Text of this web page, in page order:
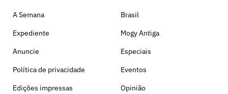
A Semana
Expediente
Anuncie
Política de privacidade
Edições impressas
Brasil
Mogy Antiga
Especiais
Eventos
Opinião